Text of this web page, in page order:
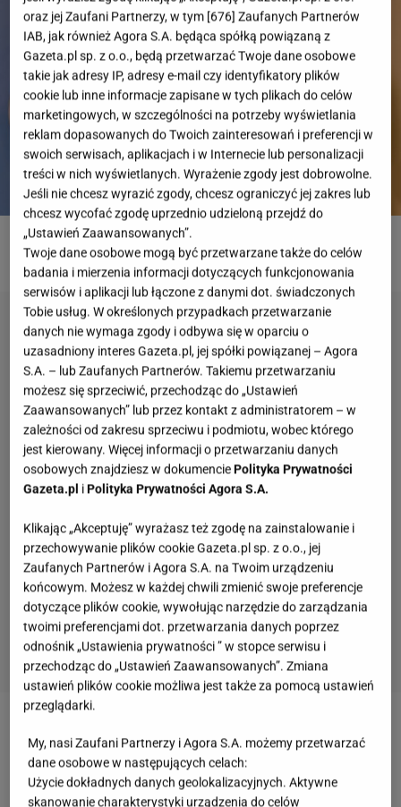
ROZWIĄŻ PSYCHOTEST
Quiz. Rozszyfruj skróty z czasów PRL. Tylko
oraz jej Zaufani Partnerzy, w tym [676] Zaufanych Partnerów
IAB, jak również Agora S.A. będąca spółką powiązaną z
Gazeta.pl sp. z o.o., będą przetwarzać Twoje dane osobowe
takie jak adresy IP, adresy e-mail czy identyfikatory plików
cookie lub inne informacje zapisane w tych plikach do celów
marketingowych, w szczególności na potrzeby wyświetlania
reklam dopasowanych do Twoich zainteresowań i preferencji w
swoich serwisach, aplikacjach i w Internecie lub personalizacji
treści w nich wyświetlanych. Wyrażenie zgody jest dobrowolne.
Jeśli nie chcesz wyrazić zgody, chcesz ograniczyć jej zakres lub
chcesz wycofać zgodę uprzednio udzieloną przejdź do
„Ustawień Zaawansowanych”.
Twoje dane osobowe mogą być przetwarzane także do celów
badania i mierzenia informacji dotyczących funkcjonowania
serwisów i aplikacji lub łączone z danymi dot. świadczonych
Tobie usług. W określonych przypadkach przetwarzanie
danych nie wymaga zgody i odbywa się w oparciu o
uzasadniony interes Gazeta.pl, jej spółki powiązanej – Agora
S.A. – lub Zaufanych Partnerów. Takiemu przetwarzaniu
możesz się sprzeciwić, przechodząc do „Ustawień
Zaawansowanych” lub przez kontakt z administratorem – w
zależności od zakresu sprzeciwu i podmiotu, wobec którego
jest kierowany. Więcej informacji o przetwarzaniu danych
osobowych znajdziesz w dokumencie Polityka Prywatności
Gazeta.pl i Polityka Prywatności Agora S.A.
Klikając „Akceptuję” wyrażasz też zgodę na zainstalowanie i
przechowywanie plików cookie Gazeta.pl sp. z o.o., jej
Zaufanych Partnerów i Agora S.A. na Twoim urządzeniu
końcowym. Możesz w każdej chwili zmienić swoje preferencje
dotyczące plików cookie, wywołując narzędzie do zarządzania
twoimi preferencjami dot. przetwarzania danych poprzez
odnośnik „Ustawienia prywatności ” w stopce serwisu i
przechodząc do „Ustawień Zaawansowanych”. Zmiana
ustawień plików cookie możliwa jest także za pomocą ustawień
przeglądarki.
My, nasi Zaufani Partnerzy i Agora S.A. możemy przetwarzać
dane osobowe w następujących celach:
Użycie dokładnych danych geolokalizacyjnych. Aktywne
skanowanie charakterystyki urządzenia do celów